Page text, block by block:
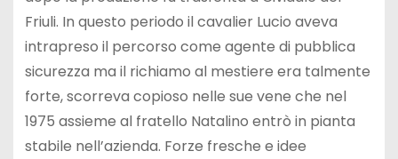
Friuli. In questo periodo il cavalier Lucio aveva
intrapreso il percorso come agente di pubblica
sicurezza ma il richiamo al mestiere era talmente
forte, scorreva copioso nelle sue vene che nel
1975 assieme al fratello Natalino entrò in pianta
stabile nell’azienda. Forze fresche e idee